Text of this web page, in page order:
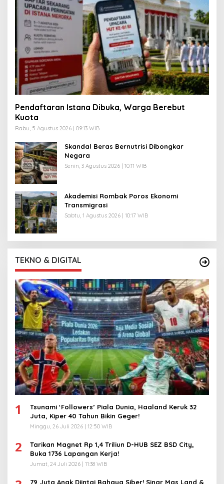
Pendaftaran Istana Dibuka, Warga Berebut
Kuota
Rabu, 5 Agustus 2026 | 09:13 WIB
Skandal Beras Bernutrisi Dibongkar
Negara
Senin, 3 Agustus 2026 | 10:11 WIB
Akademisi Rombak Poros Ekonomi
Transmigrasi
Sabtu, 1 Agustus 2026 | 10:17 WIB
TEKNO & DIGITAL
1
Tsunami ‘Followers’ Piala Dunia, Haaland Keruk 32
Juta, Kiper 40 Tahun Bikin Geger!
Minggu, 26 Juli 2026 | 12:50 WIB
2
Tarikan Magnet Rp 1,4 Triliun D-HUB SEZ BSD City,
Buka 1736 Lapangan Kerja!
Jumat, 24 Juli 2026 | 11:38 WIB
79 Juta Anak Diintai Bahaya Siber! Sinar Mas Land &